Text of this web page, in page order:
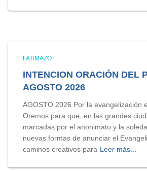
FATIMAZO
INTENCION ORACIÓN DEL
AGOSTO 2026
AGOSTO 2026 Por la evangelización
Oremos para que, en las grandes
marcadas por el anonimato y la
nuevas formas de anunciar el
caminos creativos para Leer más...